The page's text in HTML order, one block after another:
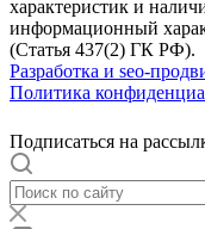
характеристик и
информационный
(Статья 437(2) ГК РФ).
Разработка и seo-
Политика
Подписаться на